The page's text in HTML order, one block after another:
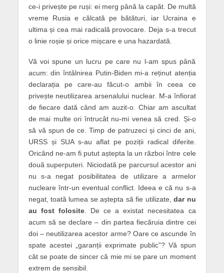
ce-i privește pe ruși: ei merg până la capăt. De multă
vreme Rusia e călcată pe bătături, iar Ucraina e
ultima și cea mai radicală provocare. Deja s-a trecut
o linie roșie și orice mișcare e una hazardată.
Vă voi spune un lucru pe care nu l-am spus până
acum: din întâlnirea Putin-Biden mi-a reținut atenția
declarația pe care-au făcut-o ambii în ceea ce
privește neutilizarea arsenalului nuclear. M-a înfiorat
de fiecare dată când am auzit-o. Chiar am ascultat
de mai multe ori întrucât nu-mi venea să cred. Și-o
să vă spun de ce. Timp de patruzeci și cinci de ani,
URSS și SUA s-au aflat pe poziții radical diferite.
Oricând ne-am fi putut aștepta la un război între cele
două superputeri. Niciodată pe parcursul acestor ani
nu s-a negat posibilitatea de utilizare a armelor
nucleare într-un eventual conflict. Ideea e că nu s-a
negat, toată lumea se aștepta să fie utilizate,dar nu
au fost folosite. De ce a existat necesitatea ca
acum să se declare – din partea fiecăruia dintre cei
doi – neutilizarea acestor arme? Oare ce ascunde în
spate acestei „garanții exprimate public”? Vă spun
cât se poate de sincer că mie mi se pare un moment
extrem de sensibil.